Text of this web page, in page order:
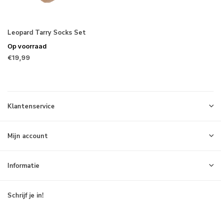
Leopard Tarry Socks Set
Op voorraad
€19,99
Klantenservice
Mijn account
Informatie
Schrijf je in!